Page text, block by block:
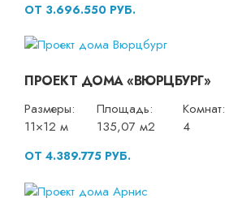
ОТ 3.696.550 РУБ.
ПРОЕКТ ДОМА «ВЮРЦБУРГ»
Размеры:
11×12 м
Площадь:
135,07 м2
Комнат:
4
ОТ 4.389.775 РУБ.